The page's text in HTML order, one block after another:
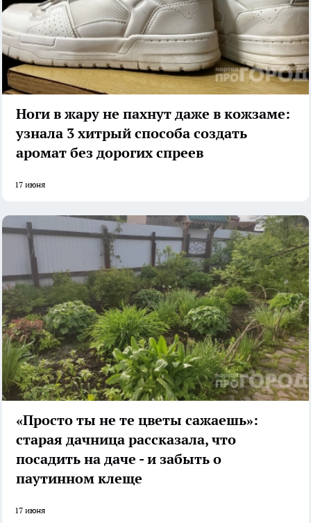
Ноги в жару не пахнут даже в кожзаме:
узнала 3 хитрый способа создать
аромат без дорогих спреев
17 июня
«Просто ты не те цветы сажаешь»:
старая дачница рассказала, что
посадить на даче - и забыть о
паутинном клеще
17 июня